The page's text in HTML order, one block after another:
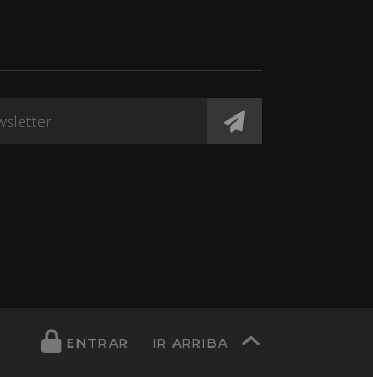
IR ARRIBA
ENTRAR